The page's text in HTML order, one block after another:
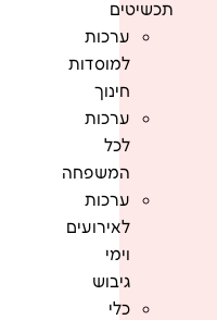
תכשיטים
ערכות
למוסדות
חינוך
ערכות
לכל
המשפחה
ערכות
לאירועים
וימי
גיבוש
כלי